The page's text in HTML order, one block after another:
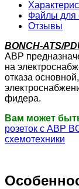
Файлы для
Отзывы
BONCH-ATS/
АВР
на
отказа
фидера.
Вам может
розеток с АВР
схемотехники